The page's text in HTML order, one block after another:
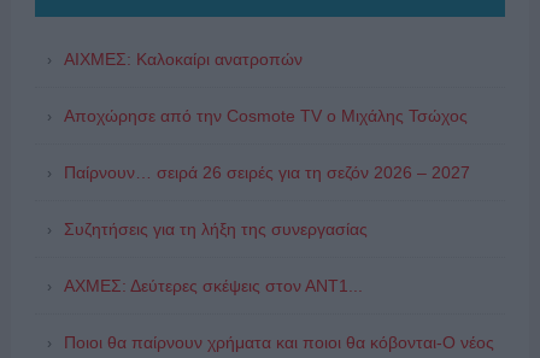
ΑΙΧΜΕΣ: Καλοκαίρι ανατροπών
Αποχώρησε από την Cosmote TV o Μιχάλης Τσώχος
Παίρνουν… σειρά 26 σειρές για τη σεζόν 2026 – 2027
Συζητήσεις για τη λήξη της συνεργασίας
ΑΧΜΕΣ: Δεύτερες σκέψεις στον ΑΝΤ1...
Ποιοι θα παίρνουν χρήματα και ποιοι θα κόβονται-Ο νέος